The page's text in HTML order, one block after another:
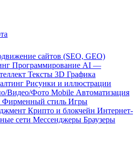
сайтов (SEO, GEO)
Программирование AI —
Тексты 3D Графика
Рисунки и иллюстрации
Видео/Фото Mobile Автоматизация
Фирменный стиль Игры
Крипто и блокчейн Интернет-
сети Мессенджеры Браузеры